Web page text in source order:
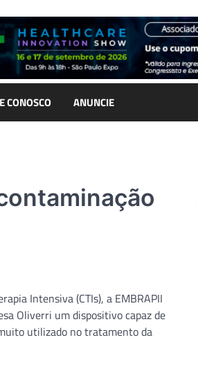
CONOSCO ANUNCIE
Intensiva (CTIs), a EMBRAPII
Oliverri um dispositivo capaz de
utilizado no tratamento da